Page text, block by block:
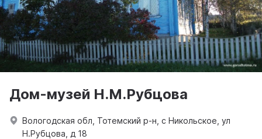
Дом-музей Н.М.Рубцова
Вологодская обл, Тотемский р-н, с Никольское, ул
Н.Рубцова, д 18